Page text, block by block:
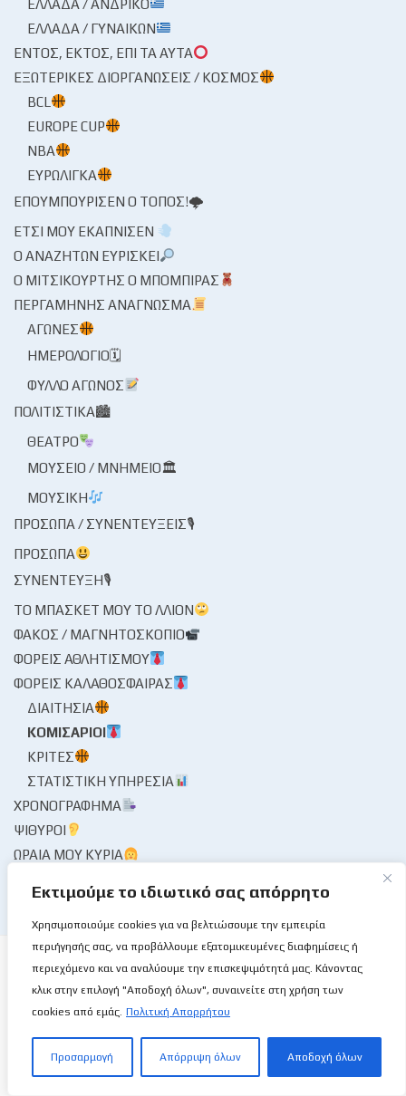
Εκτιμούμε το ιδιωτικό σας απόρρητο
Χρησιμοποιούμε cookies για να βελτιώσουμε την εμπειρία
περιήγησής σας, να προβάλλουμε εξατομικευμένες διαφημίσεις ή
περιεχόμενο και να αναλύουμε την επισκεψιμότητά μας. Κάνοντας
κλικ στην επιλογή "Αποδοχή όλων", συναινείτε στη χρήση των
cookies από εμάς. Πολιτική Απορρήτου
Προσαρμογή Απόρριψη όλων Αποδοχή όλων
ΕΛΛΆΔΑ / ΑΝΔΡΙΚΌ
ΕΛΛΆΔΑ / ΓΥΝΑΙΚΏΝ
ΕΝΤΌΣ, ΕΚΤΌΣ, ΕΠΊ ΤΑ ΑΥΤΆ
ΕΞΩΤΕΡΙΚΈΣ ΔΙΟΡΓΑΝΏΣΕΙΣ / ΚΌΣΜΟΣ
BCL
EUROPE CUP
NBA
ΕΥΡΩΛΊΓΚΑ
ΕΠΟΥΜΠΟΎΡΙΣΕΝ Ο ΤΌΠΟΣ!🌩
ΈΤΣΙ ΜΟΥ ΕΚΆΠΝΙΣΕΝ
Ο ΑΝΑΖΗΤΏΝ ΕΥΡΊΣΚΕΙ
Ο ΜΙΤΣΙΚΟΥΡΤΉΣ Ο ΜΠΌΜΠΙΡΑΣ
ΠΕΡΓΑΜΗΝΉΣ ΑΝΆΓΝΩΣΜΑ
ΑΓΏΝΕΣ
ΗΜΕΡΟΛΌΓΙΟ🗓
ΦΎΛΛΟ ΑΓΏΝΟΣ
ΠΟΛΙΤΙΣΤΙΚΆ🏙
ΘΈΑΤΡΟ
ΜΟΥΣΕΊΟ / ΜΝΗΜΕΊΟ🏛
ΜΟΥΣΙΚΉ
ΠΡΌΣΩΠΑ / ΣΥΝΕΝΤΕΎΞΕΙΣ🎙
ΠΡΌΣΩΠΑ
ΣΥΝΈΝΤΕΥΞΗ🎙
ΤΟ ΜΠΆΣΚΕΤ ΜΟΥ ΤΟ ΛΛΊΟΝ
ΦΑΚΌΣ / ΜΑΓΝΗΤΟΣΚΌΠΙΟ
ΦΟΡΕΊΣ ΑΘΛΗΤΙΣΜΟΎ
ΦΟΡΕΊΣ ΚΑΛΑΘΌΣΦΑΙΡΑΣ
ΔΙΑΙΤΗΣΊΑ
ΚΟΜΙΣΆΡΙΟΙ
ΚΡΙΤΈΣ
ΣΤΑΤΙΣΤΙΚΉ ΥΠΗΡΕΣΊΑ
ΧΡΟΝΟΓΡΆΦΗΜΑ
ΨΊΘΥΡΟΙ
ΩΡΑΊΑ ΜΟΥ ΚΥΡΊΑ
Το Basketball Stories στις επάλξεις!